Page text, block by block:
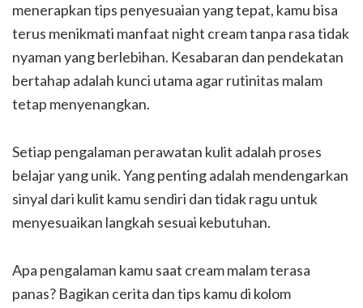
menerapkan tips penyesuaian yang tepat, kamu bisa
terus menikmati manfaat night cream tanpa rasa tidak
nyaman yang berlebihan. Kesabaran dan pendekatan
bertahap adalah kunci utama agar rutinitas malam
tetap menyenangkan.
Setiap pengalaman perawatan kulit adalah proses
belajar yang unik. Yang penting adalah mendengarkan
sinyal dari kulit kamu sendiri dan tidak ragu untuk
menyesuaikan langkah sesuai kebutuhan.
Apa pengalaman kamu saat cream malam terasa
panas? Bagikan cerita dan tips kamu di kolom